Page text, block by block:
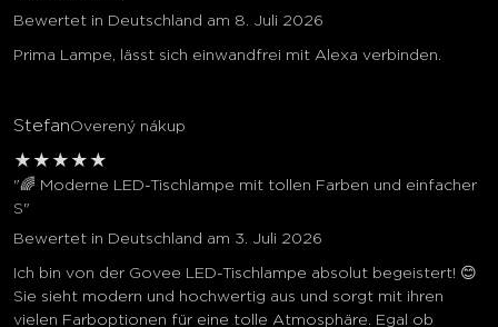
Bewertet in Deutschland am 8. Juli 2026
Prima Lampe, lässt sich einwandfrei mit Alexa verbinden.
StefanOverený nákup
★ ★ ★ ★ ★
"🌈 Moderne LED-Tischlampe mit tollen Farben und einfacher
S"
Bewertet in Deutschland am 3. Juli 2026
Ich bin von der Govee LED-Tischlampe absolut begeistert! 😊
Sie sieht modern und hochwertig aus und sorgt mit ihren
vielen Farboptionen für eine tolle Atmosphäre. Egal ob